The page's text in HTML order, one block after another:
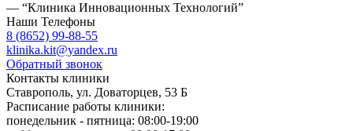
— “Клиника Инновационных Технологий”
Наши Телефоны
8 (8652) 99-88-55
klinika.kit@yandex.ru
Обратный звонок
Контакты клиники
Ставрополь, ул. Доваторцев, 53 Б
Расписание работы клиники:
понедельник - пятница: 08:00-19:00